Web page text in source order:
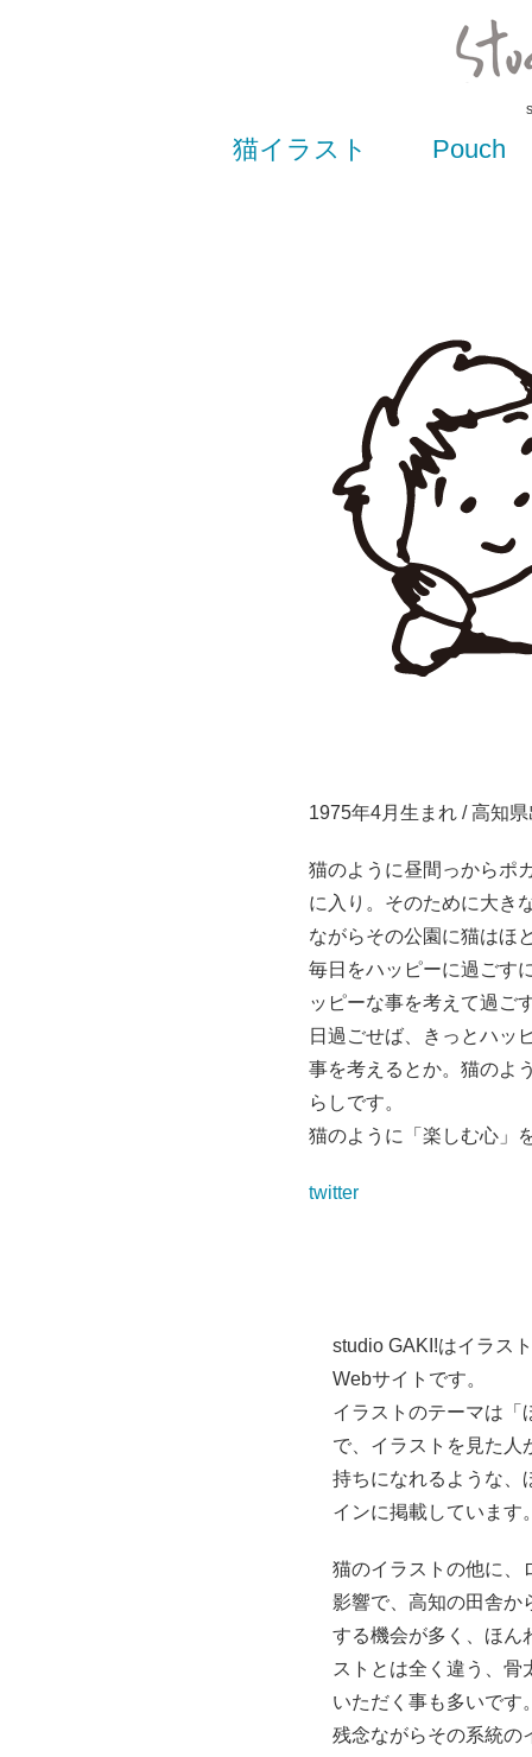
猫イラスト Pouch
1975年4月生まれ / 高知
猫のように昼間っからポ
に入り。そのために大き
ながらその公園に猫はほ
毎日をハッピーに過ごす
ッピーな事を考えて過ご
日過ごせば、きっとハッ
事を考えるとか。 猫のよ
らしです。
猫のように「楽しむ心」
twitter
studio GAKI!はイラス
Webサイトです。
イラストのテーマは「
で、イラストを見た人
持ちになれるような、
インに掲載しています
猫のイラストの他に、
影響で、高知の田舎か
する機会が多く、ほん
ストとは全く違う、骨
いただく事も多いです
残念ながらその系統の